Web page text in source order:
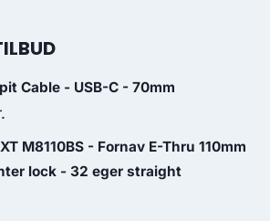
is:
Cable - USB-C - 70mm
M8110BS - Fornav E-Thru 110mm
lock - 32 eger straight